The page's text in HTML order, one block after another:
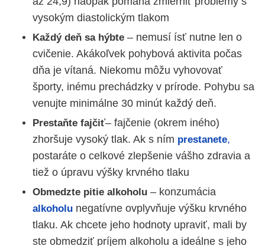
vysokým diastolickým tlakom
Každý deň sa hýbte – nemusí ísť nutne len o
cvičenie. Akákoľvek pohybová aktivita počas
dňa je vítaná. Niekomu môžu vyhovovať
športy, inému prechádzky v prírode. Pohybu sa
venujte minimálne 30 minút každý deň.
Prestaňte fajčiť– fajčenie (okrem iného)
zhoršuje vysoký tlak. Ak s ním prestanete,
postaráte o celkové zlepšenie vášho zdravia a
tiež o úpravu výšky krvného tlaku
Obmedzte pitie alkoholu – konzumácia
alkoholu negatívne ovplyvňuje výšku krvného
tlaku. Ak chcete jeho hodnoty upraviť, mali by
ste obmedziť príjem alkoholu a ideálne s jeho